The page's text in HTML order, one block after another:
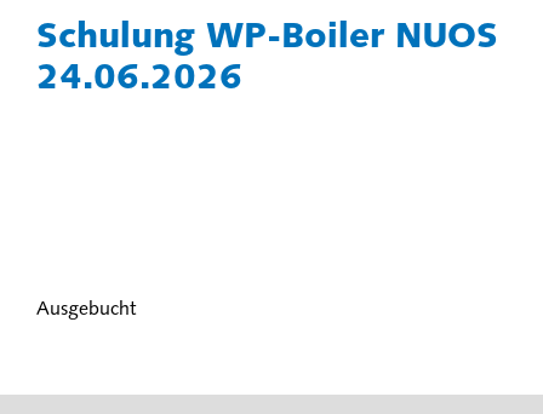
Schulung WP-Boiler NUOS
24.06.2026
Ausgebucht